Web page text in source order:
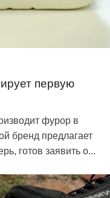
первую
фурор в
бренд предлагает
готов заявить о...